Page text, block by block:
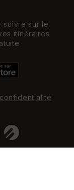
suivre sur le
itinéraires